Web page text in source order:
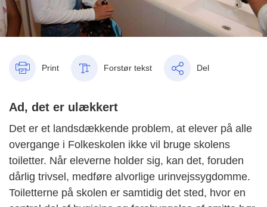
Print Forstør tekst Del
Ad, det er ulækkert
Det er et landsdækkende problem, at elever på alle
overgange i Folkeskolen ikke vil bruge skolens
toiletter. Når eleverne holder sig, kan det, foruden
dårlig trivsel, medføre alvorlige urinvejssygdomme.
Toiletterne på skolen er samtidig det sted, hvor en